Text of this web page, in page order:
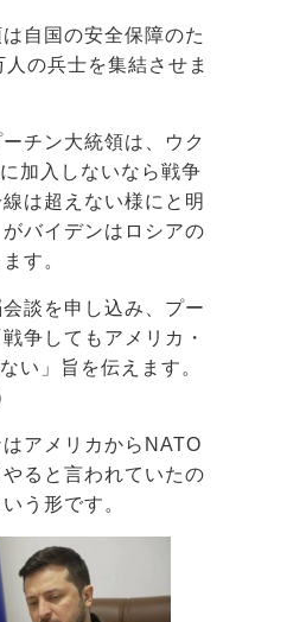
自国の安全保障のた
の兵士を集結させま
チン大統領は、ウク
加入しないなら戦争
は超えない様にと明
バイデンはロシアの
す。
談を申し込み、プー
争してもアメリカ・
い」旨を伝えます。
アメリカからNATO
ると言われていたの
う形です。